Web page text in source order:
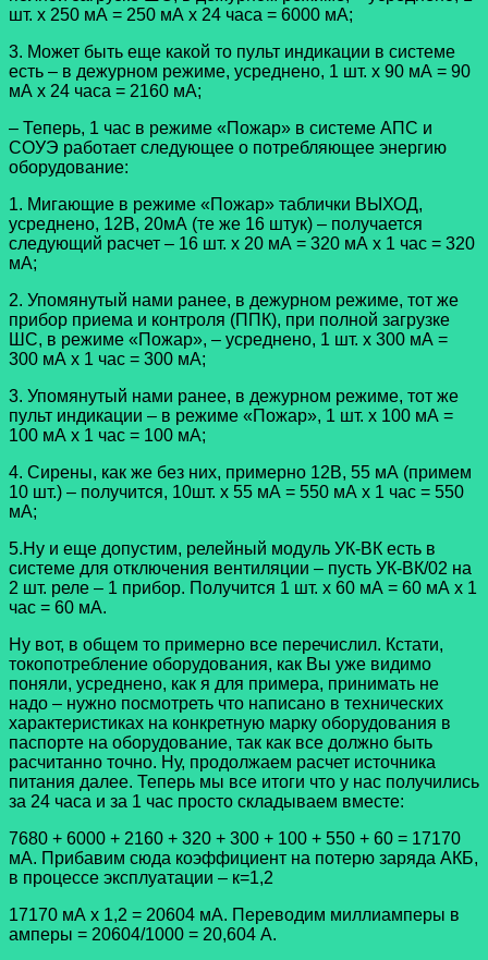
шт. х 250 мА = 250 мА х 24 часа = 6000 мА;
3. Может быть еще какой то пульт индикации в системе
есть – в дежурном режиме, усреднено, 1 шт. х 90 мА = 90
мА х 24 часа = 2160 мА;
– Теперь, 1 час в режиме «Пожар» в системе АПС и
СОУЭ работает следующее о потребляющее энергию
оборудование:
1. Мигающие в режиме «Пожар» таблички ВЫХОД,
усреднено, 12В, 20мА (те же 16 штук) – получается
следующий расчет – 16 шт. х 20 мА = 320 мА х 1 час = 320
мА;
2. Упомянутый нами ранее, в дежурном режиме, тот же
прибор приема и контроля (ППК), при полной загрузке
ШС, в режиме «Пожар», – усреднено, 1 шт. х 300 мА =
300 мА х 1 час = 300 мА;
3. Упомянутый нами ранее, в дежурном режиме, тот же
пульт индикации – в режиме «Пожар», 1 шт. х 100 мА =
100 мА х 1 час = 100 мА;
4. Сирены, как же без них, примерно 12В, 55 мА (примем
10 шт.) – получится, 10шт. х 55 мА = 550 мА х 1 час = 550
мА;
5.Ну и еще допустим, релейный модуль УК-ВК есть в
системе для отключения вентиляции – пусть УК-ВК/02 на
2 шт. реле – 1 прибор. Получится 1 шт. х 60 мА = 60 мА х 1
час = 60 мА.
Ну вот, в общем то примерно все перечислил. Кстати,
токопотребление оборудования, как Вы уже видимо
поняли, усреднено, как я для примера, принимать не
надо – нужно посмотреть что написано в технических
характеристиках на конкретную марку оборудования в
паспорте на оборудование, так как все должно быть
расчитанно точно. Ну, продолжаем расчет источника
питания далее. Теперь мы все итоги что у нас получились
за 24 часа и за 1 час просто складываем вместе:
7680 + 6000 + 2160 + 320 + 300 + 100 + 550 + 60 = 17170
мА. Прибавим сюда коэффициент на потерю заряда АКБ,
в процессе эксплуатации – к=1,2
17170 мА х 1,2 = 20604 мА. Переводим миллиамперы в
амперы = 20604/1000 = 20,604 А.